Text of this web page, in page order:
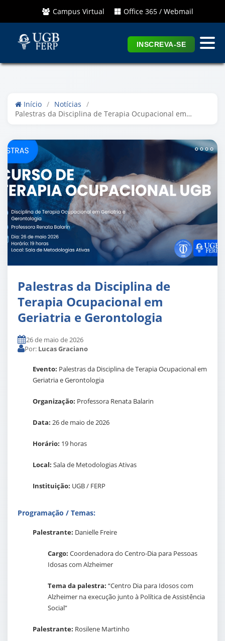
Campus Virtual Office 365 / Webmail
INSCREVA-SE
Início / Notícias /
Palestras da Disciplina de Terapia Ocupacional em
Palestras da Disciplina de
Terapia Ocupacional em
Geriatria e Gerontologia
26 de maio de 2026
Por: Lucas Graciano
Evento: Palestras da Disciplina de Terapia Ocupacional em
Geriatria e Gerontologia
Organização: Professora Renata Balarin
Data: 26 de maio de 2026
Horário: 19 horas
Local: Sala de Metodologias Ativas
Instituição: UGB / FERP
Programação / Temas:
Palestrante: Danielle Freire
Cargo: Coordenadora do Centro-Dia para Pessoas
Idosas com Alzheimer
Tema da palestra: “Centro Dia para Idosos com
Alzheimer na execução junto à Política de Assistência
Social”
Palestrante: Rosilene Martinho